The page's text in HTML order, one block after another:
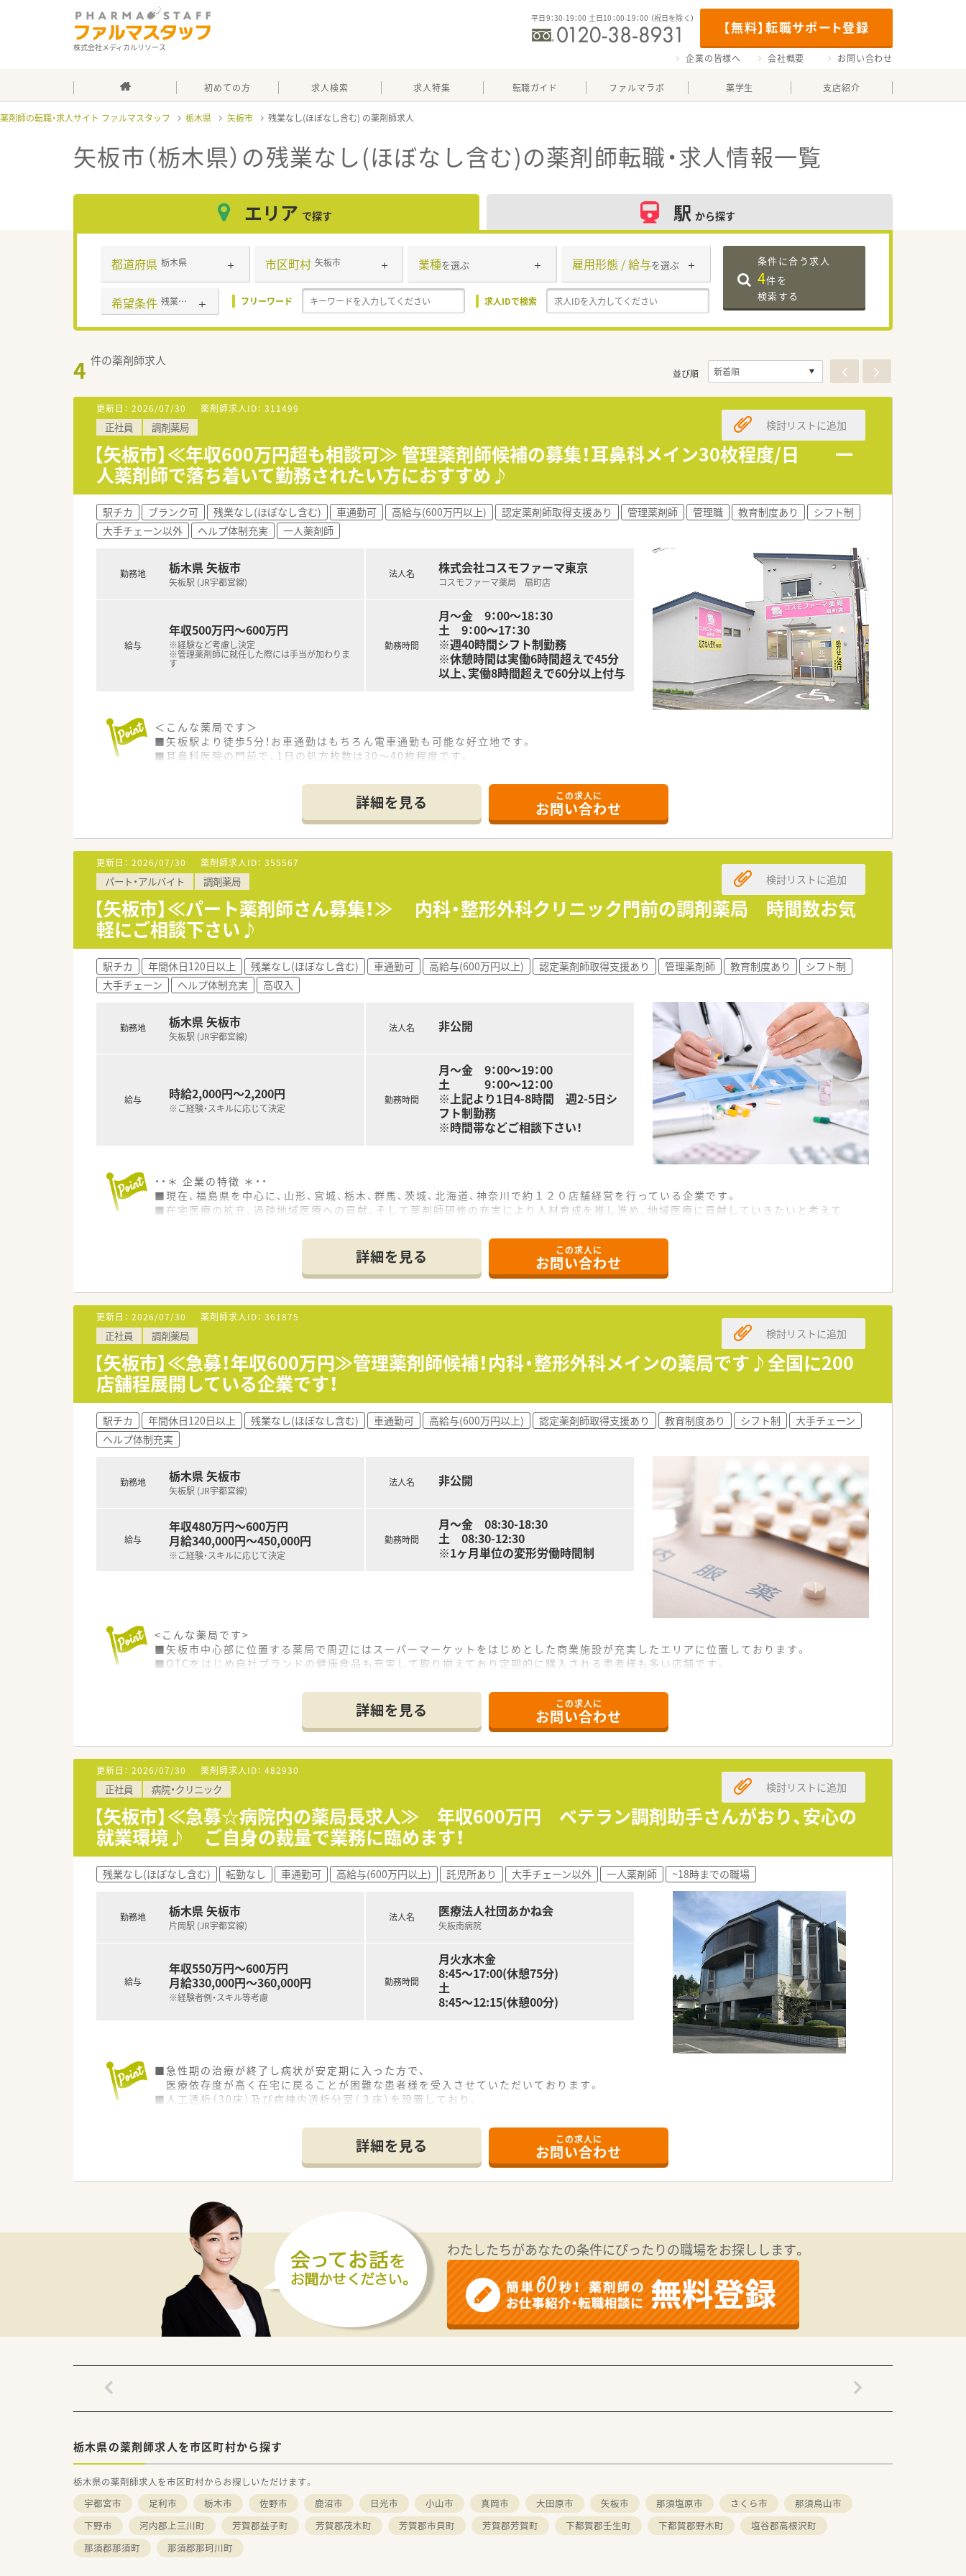
株式会社メディカルリソース
【無料】転職サポート登録
平日9：30-19：00 土日10：00-19：00 （祝日を除く）
企業の皆様へ 会社概要 お問い合わせ
初めての方 求人検索 求人特集 転職ガイド ファルマラボ 薬学生 支店紹介
薬剤師の転職・求人サイト ファルマスタッフ 栃木県 矢板市 残業なし(ほぼなし含む)
矢板市（栃木県）の残業なし(ほぼなし含む)の薬剤師転職・求人情報一覧
エリア で探す 駅 から探す
都道府県 栃木県 市区町村 矢板市 業種を選ぶ 雇用形態 / 給与を選ぶ
希望条件 残業なし(ほぼなし含む) フリーワード 求人IDで検索
条件に合う求人
4件を
検索する
4 件の薬剤師求人
並び順
更新日： 2026/07/30 薬剤師求人ID： 311499
正社員 調剤薬局
【矢板市】≪年収600万円超も相談可≫ 管理薬剤師候補の募集！耳鼻科メイン30枚程度/日 一
人薬剤師で落ち着いて勤務されたい方におすすめ♪
検討リストに追加
駅チカ ブランク可 残業なし(ほぼなし含む) 車通勤可 高給与(600万円以上) 認定薬剤師取得支援あり 管理薬剤師 管理職 教育制度あり
シフト制
大手チェーン以外
ヘルプ体制充実 一人薬剤師
勤務地 栃木県 矢板市
矢板駅 (JR宇都宮線)
給与
年収500万円～600万円
※経験など考慮し決定
※管理薬剤師に就任した際には手当が加わりま
す
法人名 株式会社コスモファーマ東京
コスモファーマ薬局 扇町店
勤務時間
月～金 9：00～18：30
土 9：00～17：30
※週40時間シフト制勤務
※休憩時間は実働6時間超えで45分
以上、実働8時間超えで60分以上付与
＜こんな薬局です＞
■矢板駅より徒歩5分！お車通勤はもちろん電車通勤も可能な好立地です。
■耳鼻科医院の門前で、1日の処方枚数は30～40枚程度です。
■矢板駅から北東に進んでいただくと見えてくるピンクの看板が目印です。
■隣接している医院は長年続いている地元の町医者でアットホームな雰囲気が感じられます。
＜長く働ける仕組みづくりを行っています＞
■会社として、希望休・有給休暇をきちんと取得できる仕組みづくりを行っています。
■産休・育休の取得実績多数アリ。結婚に伴う転居に際しても、退職することなく続けている方が多くいらっしゃいます。
＜充実の研修制度◎資格補助アリ！＞
■社員全体研修、新入社員研修、フォロー研修、年次毎研修、海外研修などキャリアに応じて充実の研修制度がございます。
■定期勉強会も開催しており、各種学会への参加も可能。キャリア志向の方にオススメです。
■認定薬剤師取得を推進しており、取得される場合には会社から補助が出ます。
＜こんな会社です＞
■福島県を中心に、山形県、宮城県、栃木県、群馬県、茨城県、北海道、神奈川県にて約200店舗の調剤薬局を運営しています。
■調剤薬局以外にも介護施設の運営を行うなど、幅広い分野から地域医療・福祉を支えています。
■幅広い医療分野で充実したキャリアが積めます。「地域包括ケア」を重要なテーマとしており、在宅医療や多職種連携にも携われます。
詳細を見る この求人に
お問い合わせ
更新日： 2026/07/30 薬剤師求人ID： 355567
パート・アルバイト 調剤薬局
【矢板市】≪パート薬剤師さん募集！≫ 内科・整形外科クリニック門前の調剤薬局 時間数お気
軽にご相談下さい♪
検討リストに追加
駅チカ 年間休日120日以上 残業なし(ほぼなし含む) 車通勤可 高給与(600万円以上) 認定薬剤師取得支援あり 管理薬剤師 教育制度あり
シフト制
大手チェーン
ヘルプ体制充実 高収入
勤務地 栃木県 矢板市
矢板駅 (JR宇都宮線)
給与 時給2,000円～2,200円
※ご経験・スキルに応じて決定
法人名 非公開
勤務時間
月～金 9：00～19：00
土 9：00～12：00
※上記より1日4-8時間 週2-5日シ
フト制勤務
※時間帯などご相談下さい！
・・＊ 企業の特徴 ＊・・
■現在、福島県を中心に、山形、宮城、栃木、群馬、茨城、北海道、神奈川で約１２０店舗経営を行っている企業です。
■在宅医療の拡充、過疎地域医療への貢献、そして薬剤師研修の充実により人材育成を推し進め、地域医療に貢献していきたいと考えて
詳細を見る この求人に
お問い合わせ
更新日： 2026/07/30 薬剤師求人ID： 361875
正社員 調剤薬局
【矢板市】≪急募！年収600万円≫管理薬剤師候補！内科・整形外科メインの薬局です♪全国に200
店舗程展開している企業です！
検討リストに追加
駅チカ 年間休日120日以上 残業なし(ほぼなし含む) 車通勤可 高給与(600万円以上) 認定薬剤師取得支援あり 教育制度あり シフト制
大手チェーン
ヘルプ体制充実
勤務地 栃木県 矢板市
矢板駅 (JR宇都宮線)
給与
年収480万円～600万円
月給340,000円～450,000円
※ご経験・スキルに応じて決定
法人名 非公開
勤務時間
月～金 08:30-18:30
土 08:30-12:30
※1ヶ月単位の変形労働時間制
<こんな薬局です>
■矢板市中心部に位置する薬局で周辺にはスーパーマーケットをはじめとした商業施設が充実したエリアに位置しております。
■OTCをはじめ自社ブランドの健康食品も充実して取り揃えており定期的に購入される患者様も多い店舗です。
■30代～50代のスタッフが活躍している職場です。
■薬局での勤務以外に「経営」「人事」にも興味があり、チャンスを求めている方、また今までの経験を活かして会社へ貢献したい方
■異動なく腰を据えて勤務を行う事が可能です。患者様と関係性を構築し「かかりつけ薬剤師」として活躍したい方
■福利厚生の充実した会社で仕事とプライベートの両立した生活を送りたい方
<こんな企業です>
■福島県郡山市に本社を構え、東北エリアを中心に全国190店舗以上を展開しております。エリア制度も採用しており全国転勤から転居
なしの自宅通勤までご希望に合わせた勤務エリアの選択が可能です。
■調剤薬局運営の他、医薬品卸業、デイサービス、ショートステイ、特別養護老人ホーム、介護付き有料老人ホームの運営も行い、医療・福
祉のトータルサポートを目指しております。
■「地域包括ケア」を重要なテーマとし、在宅医療や多職種連携といった先進的な課題に目を向け、未来型の薬剤師育成を目指していま
す。
■勤務シフトは本社一括で作成しております。希望休100％承認を目指して近隣店舗からの応援等を必要に応じて調整を行います。周
囲に気兼ねなく取得できる嬉しい制度です。
■入社当初は薬局にて薬剤師としての基礎を学んでいただく事からスタートいたします。ゆくゆくは将来の幹部候補、人事担当、現場で
詳細を見る この求人に
お問い合わせ
更新日： 2026/07/30 薬剤師求人ID： 482930
正社員 病院・クリニック
【矢板市】≪急募☆病院内の薬局長求人≫ 年収600万円 ベテラン調剤助手さんがおり、安心の
就業環境♪ ご自身の裁量で業務に臨めます！
検討リストに追加
残業なし(ほぼなし含む) 転勤なし 車通勤可 高給与(600万円以上) 託児所あり 大手チェーン以外 一人薬剤師 ~18時までの職場
勤務地 栃木県 矢板市
片岡駅 (JR宇都宮線)
給与
年収550万円～600万円
月給330,000円～360,000円
※経験者例・スキル等考慮
法人名 医療法人社団あかね会
矢板南病院
勤務時間
月火水木金
8:45～17:00(休憩75分)
土
8:45～12:15(休憩00分)
■急性期の治療が終了し病状が安定期に入った方で、
医療依存度が高く在宅に戻ることが困難な患者様を受入させていただいております。
■人工透析（30床）及び病棟内透析分室（３床）を設置しており、
外来通院の方にも安心して透析治療が受けられるよう送迎サービスを実施しています。
■腹膜透析の入院患者様の受け入れも行っております。
詳細を見る この求人に
お問い合わせ
わたしたちがあなたの条件にぴったりの職場をお探しします。
栃木県の薬剤師求人を市区町村から探す
栃木県の薬剤師求人を市区町村からお探しいただけます。
宇都宮市
足利市 栃木市 佐野市 鹿沼市 日光市 小山市 真岡市 大田原市 矢板市 那須塩原市 さくら市
那須烏山市
下野市
河内郡上三川町 芳賀郡益子町 芳賀郡茂木町 芳賀郡市貝町 芳賀郡芳賀町 下都賀郡壬生町 下都賀郡野木町
塩谷郡高根沢町
那須郡那須町
那須郡那珂川町